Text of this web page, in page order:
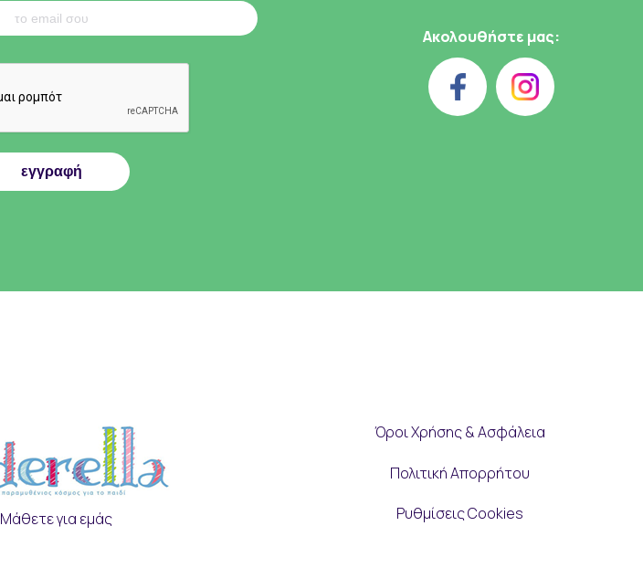
εγγραφή
Ακολουθήστε μας:
Μάθετε για εμάς
Όροι Χρήσης & Ασφάλεια
Πολιτική Απορρήτου
Ρυθμίσεις Cookies